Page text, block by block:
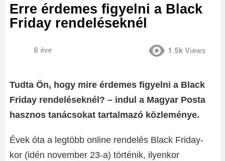
Erre érdemes figyelni a Black
Friday rendeléseknél
8 éve 1.5k Views
Tudta Ön, hogy mire érdemes figyelni a Black
Friday rendeléseknél? – indul a Magyar Posta
hasznos tanácsokat tartalmazó közleménye.
Évek óta a legtöbb online rendelés Black Friday-
kor (idén november 23-a) történik, ilyenkor